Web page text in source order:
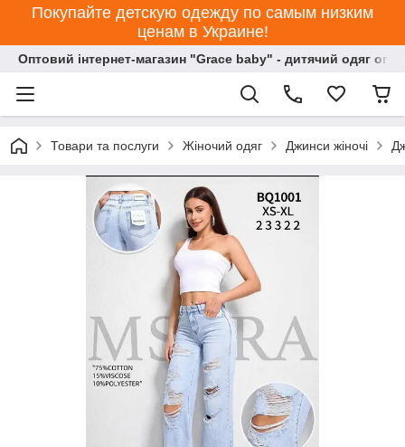
Покупайте детскую одежду по самым низким
ценам в Украине!
Оптовий інтернет-магазин "Grace baby" - дитячий одяг
Товари та послуги Жіночий одяг Джинси жіночі